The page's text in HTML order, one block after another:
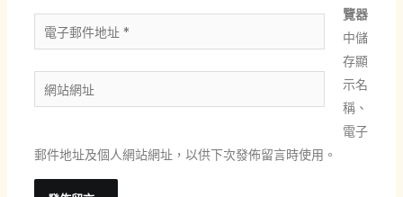
*
電
子
郵
件
*
站
址
覽器
中儲
存顯
示名
稱、
電子
郵件地址及個人網站網址，以供下次發佈留言時使用。